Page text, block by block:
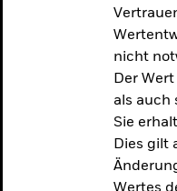
nicht
Der
als auch
Sie
Dies gilt